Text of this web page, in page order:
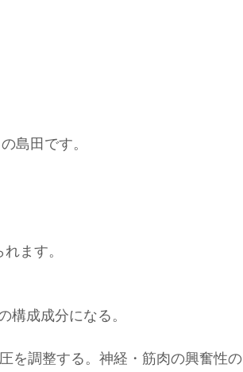
島田です。
ます。
成成分になる。
を調整する。神経・筋肉の興奮性の